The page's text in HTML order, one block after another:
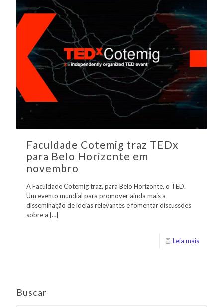
Faculdade Cotemig traz TEDx
para Belo Horizonte em
novembro
A Faculdade Cotemig traz, para Belo Horizonte, o TED.
Um evento mundial para promover ainda mais a
disseminação de ideias relevantes e fomentar discussões
sobre a […]
Leia mais
Buscar